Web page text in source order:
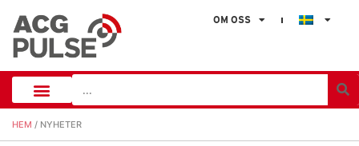
OM OSS
HEM / NYHETER